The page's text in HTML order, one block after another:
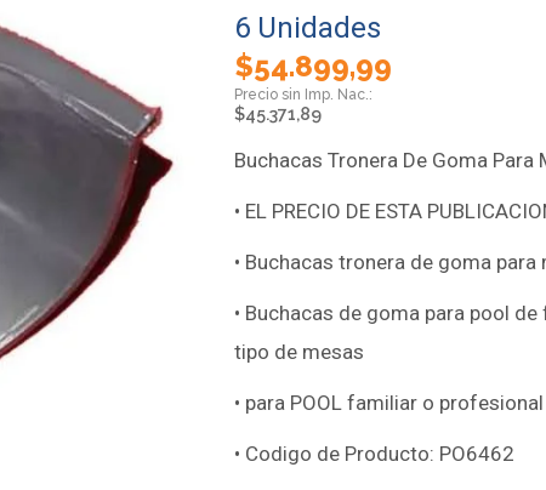
6 Unidades
$54.899,99
$45.371,89
Buchacas Tronera De Goma Para
• EL PRECIO DE ESTA
• Buchacas tronera de goma para
• Buchacas de goma para pool
tipo de mesas
• para POOL familiar o profesional
• Codigo de Producto: PO6462